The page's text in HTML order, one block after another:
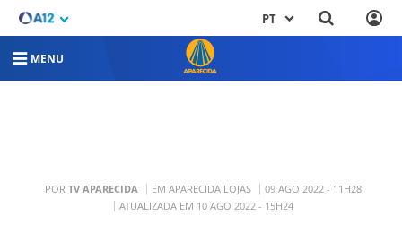
PT
MENU
POR TV APARECIDA EM APARECIDA LOJAS
09 AGO 2022 - 11H28
ATUALIZADA EM 10 AGO 2022 - 15H24